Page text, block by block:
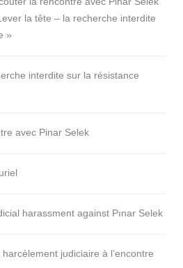
la tête – la recherche interdite
»
interdite sur la résistance
avec Pinar Selek
harassment against Pınar Selek
judiciaire à l’encontre